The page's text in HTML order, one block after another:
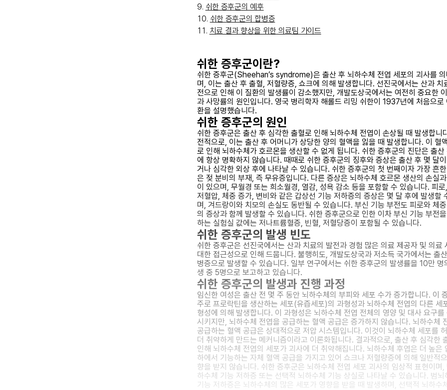
쉬한 증후군의 예후
쉬한 증후군의 합병증
치료 결과 향상을 위한 의료팀 가이드
쉬한 증후군이란?
쉬한 증후군(Sheehan’s syndrome)은 출산 후 뇌하수체 전엽 세포의 괴사를
며, 이는 출산 후 출혈, 저혈량증, 쇼크에 의해 발생합니다. 선진국에서는 산과 치
전으로 인해 이 질환의 발생률이 감소했지만, 개발도상국에서는 여전히 중요한
과 사망률의 원인입니다. 영국 병리학자 해롤드 리밍 쉬한이 1937년에 처음으로
환을 설명했습니다.
쉬한 증후군의 원인
쉬한 증후군은 출산 후 심각한 출혈로 인해 뇌하수체 전엽이 손상될 때 발생합니
전적으로, 이는 출산 후 어머니가 상당한 양의 혈액을 잃을 때 발생합니다. 이 혈
로 인해 뇌하수체가 호르몬을 생산할 수 없게 됩니다. 쉬한 증후군의 진단은 출산
에 항상 명확하지 않습니다. 때때로 쉬한 증후군의 징후와 증상은 출산 후 몇 달
거나 심각한 외상 후에 나타날 수 있습니다. 쉬한 증후군의 첫 번째이자 가장 흔
은 젖 분비의 부재, 즉 무유증입니다. 다른 증상은 뇌하수체 호르몬 생산의 손실
이 있으며, 무월경 또는 희소월경, 열감, 성욕 감소 등을 포함할 수 있습니다. 피
저혈압, 체중 증가, 변비와 같은 갑상선 기능 저하증의 증상은 몇 달 후에 발생할
며, 겨드랑이와 치모의 손실도 동반될 수 있습니다. 부신 기능 부전도 피로와 체
의 증상과 함께 발생할 수 있습니다. 쉬한 증후군으로 인한 이차 부신 기능 부전을
하는 실험실 값에는 저나트륨혈증, 빈혈, 저혈당증이 포함될 수 있습니다.
쉬한 증후군의 발생 빈도
쉬한 증후군은 선진국에서는 산과 치료의 발전과 경험 많은 의료 제공자 및 의료
대한 접근성으로 인해 드뭅니다. 불행히도, 개발도상국과 저소득 국가에서는 출
병증으로 발생할 수 있습니다. 일부 연구에서는 쉬한 증후군의 발생률을 10만 명
생 중 5명으로 보고하고 있습니다.
쉬한 증후군의 발생과 진행 과정
임신한 여성은 출산 전 몇 주 동안 뇌하수체의 부피와 세포 수가 증가합니다. 이
주로 프로락틴을 생산하는 세포(유즙세포)의 과형성과 뇌하수체 전엽의 다른 세
형성에 의해 발생합니다. 이 과형성은 뇌하수체 전엽 전체의 영양 및 대사 요구를
시키지만, 뇌하수체 전엽을 공급하는 혈액 공급은 증가하지 않습니다. 뇌하수체
공급하는 혈액 공급은 상대적으로 저압 시스템입니다. 이것이 뇌하수체 세포를
더 취약하게 만드는 메커니즘이라고 이론화됩니다. 결과적으로, 출산 후 심각한
인해 뇌하수체 전엽의 세포가 괴사에 더 취약해집니다. 뇌하수체 후엽은 더 높은
하에서 기능하는 자체 혈액 공급을 가지고 있어 쇼크나 저혈량증에 의해 일반적
향을 받지 않습니다. 쉬한 증후군은 뇌하수체 전엽 세포 괴사의 임상적 표현이며,
하수체 기능 저하증 또는 선택적 뇌하수체 기능 상실로 나타날 수 있습니다. 범뇌
기능 저하증은 뇌하수체의 많은 세포가 영향을 받을 때 발생하며, 선택적 뇌하수